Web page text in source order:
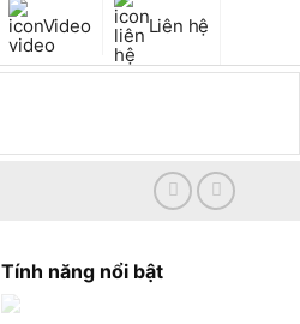
Video Liên hệ
Tính năng nổi bật